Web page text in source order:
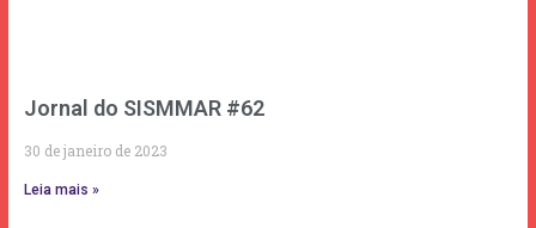
Jornal do SISMMAR #62
30 de janeiro de 2023
Leia mais »